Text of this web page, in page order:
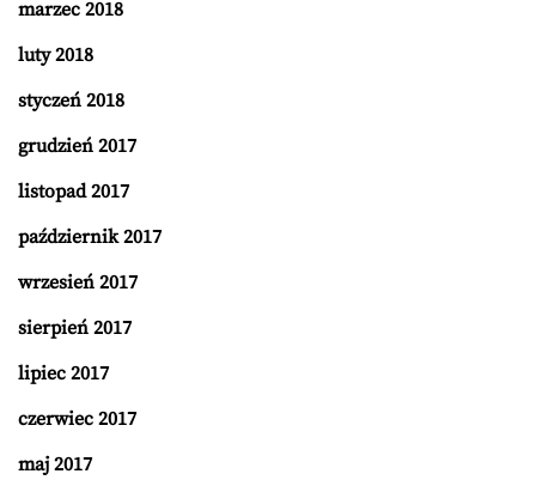
marzec 2018
luty 2018
styczeń 2018
grudzień 2017
listopad 2017
październik 2017
wrzesień 2017
sierpień 2017
lipiec 2017
czerwiec 2017
maj 2017